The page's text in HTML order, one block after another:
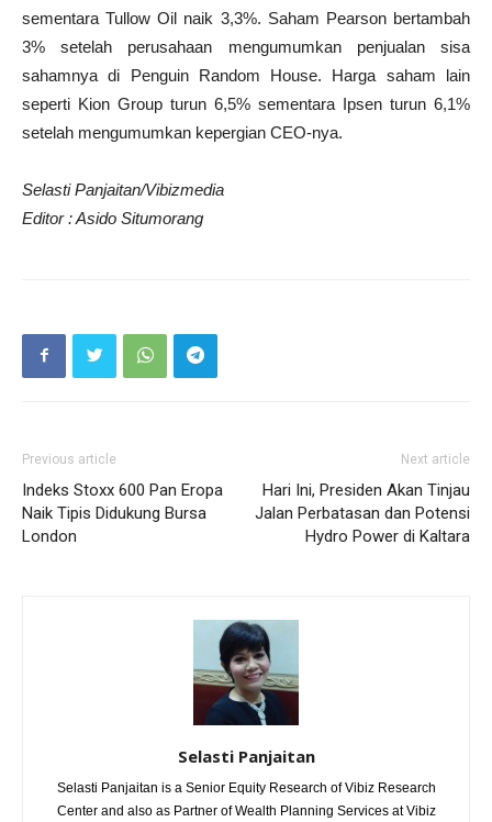
sementara Tullow Oil naik 3,3%. Saham Pearson bertambah
3% setelah perusahaan mengumumkan penjualan sisa
sahamnya di Penguin Random House. Harga saham lain
seperti Kion Group turun 6,5% sementara Ipsen turun 6,1%
setelah mengumumkan kepergian CEO-nya.
Selasti Panjaitan/Vibizmedia
Editor : Asido Situmorang
Previous article
Indeks Stoxx 600 Pan Eropa
Naik Tipis Didukung Bursa
London
Next article
Hari Ini, Presiden Akan Tinjau
Jalan Perbatasan dan Potensi
Hydro Power di Kaltara
Selasti Panjaitan
Selasti Panjaitan is a Senior Equity Research of Vibiz Research
Center and also as Partner of Wealth Planning Services at Vibiz